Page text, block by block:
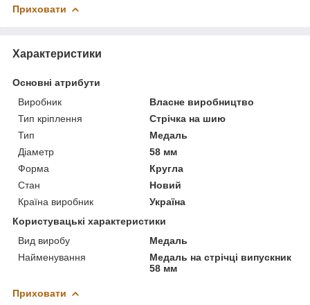
Приховати
Характеристики
Основні атрибути
Виробник
Власне виробництво
Тип кріплення
Стрічка на шию
Тип
Медаль
Діаметр
58 мм
Форма
Кругла
Стан
Новий
Країна виробник
Україна
Користувацькі характеристики
Вид виробу
Медаль
Найменування
Медаль на стрічці випускник
58 мм
Приховати